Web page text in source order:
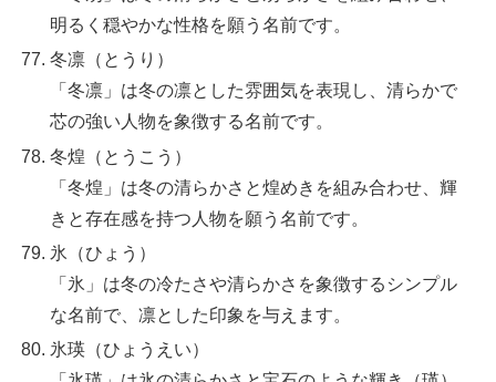
明るく穏やかな性格を願う名前です。
冬凛（とうり）
「冬凛」は冬の凛とした雰囲気を表現し、清らかで
芯の強い人物を象徴する名前です。
冬煌（とうこう）
「冬煌」は冬の清らかさと煌めきを組み合わせ、輝
きと存在感を持つ人物を願う名前です。
氷（ひょう）
「氷」は冬の冷たさや清らかさを象徴するシンプル
な名前で、凛とした印象を与えます。
氷瑛（ひょうえい）